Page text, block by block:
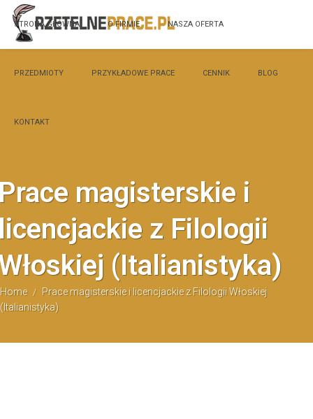
STRONA GŁÓWNA O FIRMIE NASZA OFERTA
PRZEDMIOTY PRZYKŁADOWE PRACE CENNIK BLOG
KONTAKT
magisterskie i
z Filologii
(Italianistyka)
Home /
Prace magisterskie i licencjackie z Filologii Włoskiej
(Italianistyka)